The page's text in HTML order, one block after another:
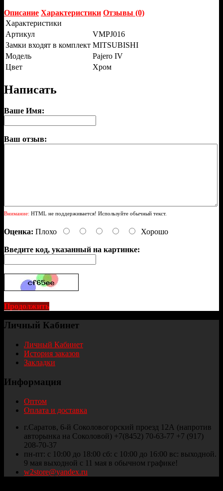
Описание Характеристики Отзывы (0)
Характеристики
Артикул
VMPJ016
Замки входят в комплект MITSUBISHI
Модель
Pajero IV
Цвет
Хром
Написать
Ваше Имя:
Ваш отзыв:
Внимание: HTML не поддерживается! Используйте обычный текст.
Оценка: Плохо Хорошо
Введите код, указанный на картинке:
Продолжить
Личный Кабинет
Личный Кабинет
История заказов
Закладки
Информация
Оптом
Оплата и доставка
г.Саратов, 6-й Соколовогорский проезд 12А (напротив
авторынка на Соколовой) +7(8452) 70-63-77 +7 (917)
208-70-37
пн-пт: с 10:00 до 18:00 сб: с 10:00 до 16:00 вс: выходной.
9 мая выходной с 11 мая в обычном графике!
w2store@yandex.ru